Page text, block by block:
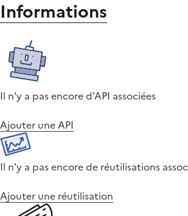
Informations
Il n'y a pas encore d'API associées
Ajouter une API
Il n'y a pas encore de réutilisations
Ajouter une réutilisation